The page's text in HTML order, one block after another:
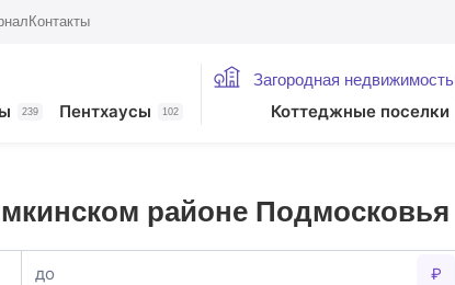
Контакты
239 Пентхаусы 102
Загородная недвижимость
Коттеджные поселки
районе Подмосковья
до ₽